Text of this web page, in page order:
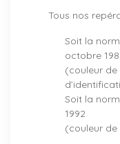
Tous nos
Soit la
octobre
(couleur
Soit la
1992
(couleur